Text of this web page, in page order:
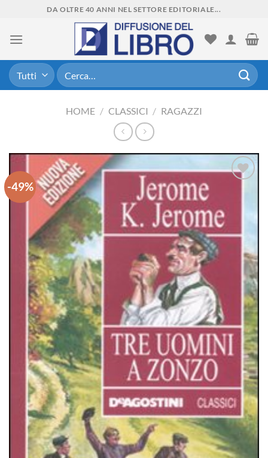
content
DA OLTRE 40 ANNI NEL SETTORE EDITORIALE...
Cerca:
HOME / CLASSICI / RAGAZZI
-49%
Aggiungi
alla lista
dei